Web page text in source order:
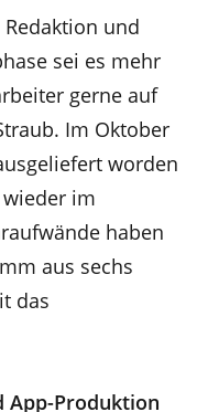
und
sei es mehr
gerne auf
Im Oktober
worden
im
haben
aus sechs
das
App-Produktion